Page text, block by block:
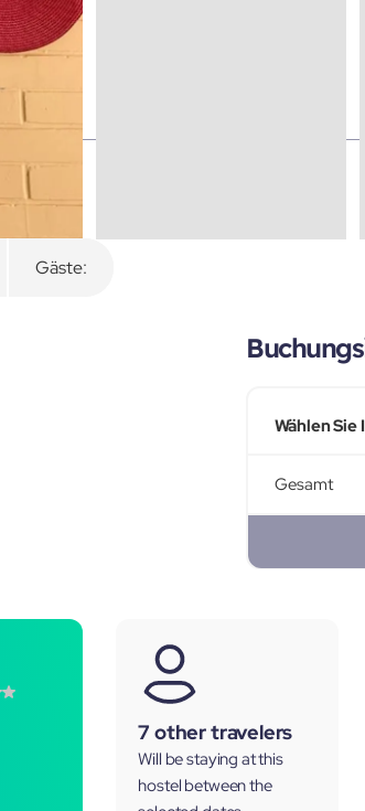
Gäste:
Wählen Sie
Gesamt
7 other travelers
Will be staying at this
hostel between the